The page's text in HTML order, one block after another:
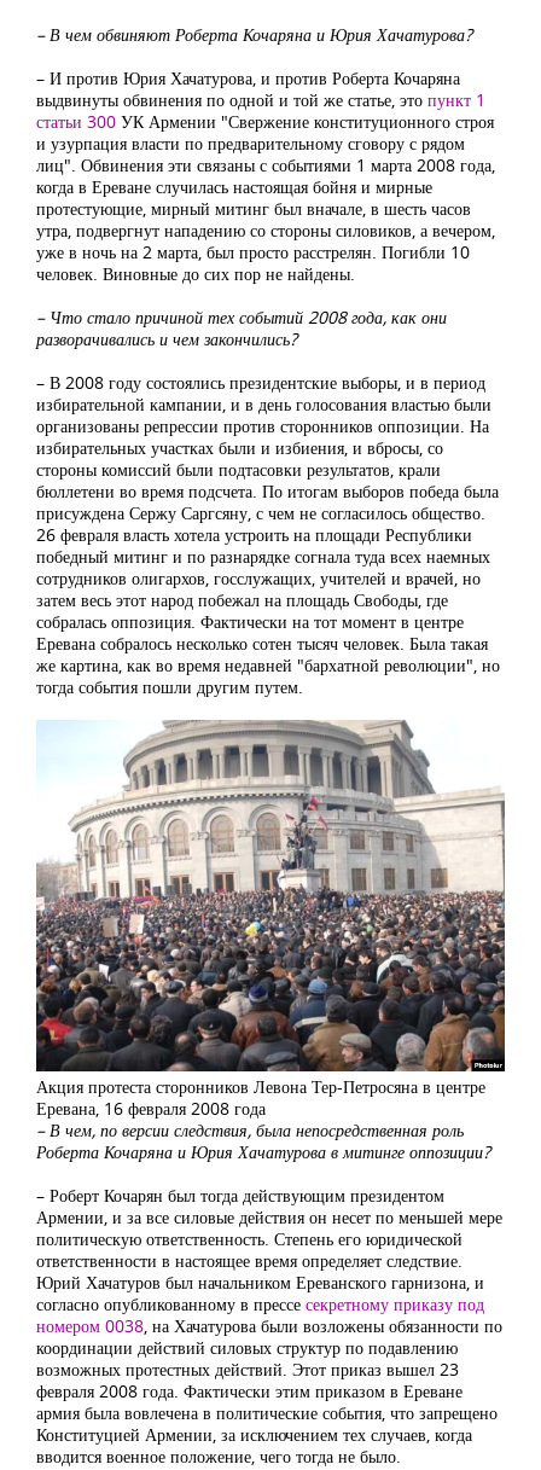
– В чем обвиняют Роберта Кочаряна и Юрия Хачатурова?
– И против Юрия Хачатурова, и против Роберта Кочаряна
выдвинуты обвинения по одной и той же статье, это пункт 1
статьи 300 УК Армении "Свержение конституционного строя
и узурпация власти по предварительному сговору с рядом
лиц". Обвинения эти связаны с событиями 1 марта 2008 года,
когда в Ереване случилась настоящая бойня и мирные
протестующие, мирный митинг был вначале, в шесть часов
утра, подвергнут нападению со стороны силовиков, а вечером,
уже в ночь на 2 марта, был просто расстрелян. Погибли 10
человек. Виновные до сих пор не найдены.
– Что стало причиной тех событий 2008 года, как они
разворачивались и чем закончились?
– В 2008 году состоялись президентские выборы, и в период
избирательной кампании, и в день голосования властью были
организованы репрессии против сторонников оппозиции. На
избирательных участках были и избиения, и вбросы, со
стороны комиссий были подтасовки результатов, крали
бюллетени во время подсчета. По итогам выборов победа была
присуждена Сержу Саргсяну, с чем не согласилось общество.
26 февраля власть хотела устроить на площади Республики
победный митинг и по разнарядке согнала туда всех наемных
сотрудников олигархов, госслужащих, учителей и врачей, но
затем весь этот народ побежал на площадь Свободы, где
собралась оппозиция. Фактически на тот момент в центре
Еревана собралось несколько сотен тысяч человек. Была такая
же картина, как во время недавней "бархатной революции", но
тогда события пошли другим путем.
Акция протеста сторонников Левона Тер-Петросяна в центре
Еревана, 16 февраля 2008 года
– В чем, по версии следствия, была непосредственная роль
Роберта Кочаряна и Юрия Хачатурова в митинге оппозиции?
– Роберт Кочарян был тогда действующим президентом
Армении, и за все силовые действия он несет по меньшей мере
политическую ответственность. Степень его юридической
ответственности в настоящее время определяет следствие.
Юрий Хачатуров был начальником Ереванского гарнизона, и
согласно опубликованному в прессе секретному приказу под
номером 0038, на Хачатурова были возложены обязанности по
координации действий силовых структур по подавлению
возможных протестных действий. Этот приказ вышел 23
февраля 2008 года. Фактически этим приказом в Ереване
армия была вовлечена в политические события, что запрещено
Конституцией Армении, за исключением тех случаев, когда
вводится военное положение, чего тогда не было.